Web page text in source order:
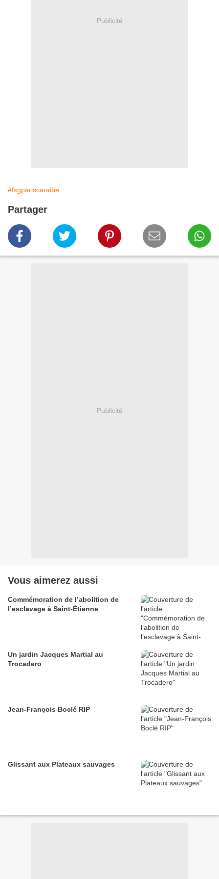
Publicité
#fxgpariscaraibe
Partager
Publicité
Vous aimerez aussi
Commémoration de l’abolition de
l’esclavage à Saint-Étienne
Un jardin Jacques Martial au
Trocadero
Jean-François Boclé RIP
Glissant aux Plateaux sauvages